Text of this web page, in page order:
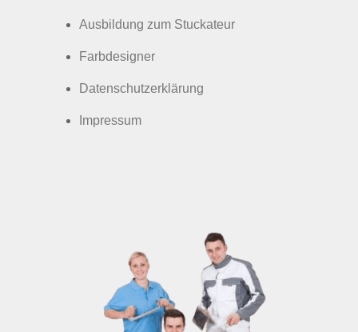
Ausbildung zum Stuckateur
Farbdesigner
Datenschutzerklärung
Impressum